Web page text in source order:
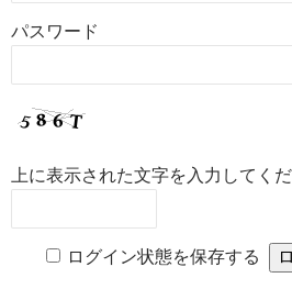
パスワード
上に表示された文字を入力してくだ
ログイン状態を保存する